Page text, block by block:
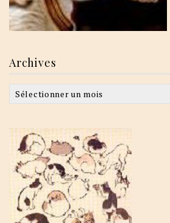
Archives
Archives